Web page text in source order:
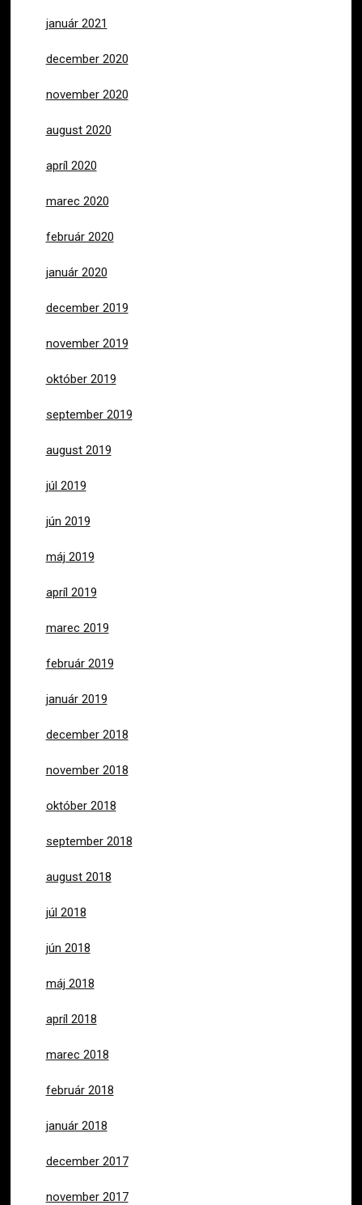
január 2021
december 2020
november 2020
august 2020
apríl 2020
marec 2020
február 2020
január 2020
december 2019
november 2019
október 2019
september 2019
august 2019
júl 2019
jún 2019
máj 2019
apríl 2019
marec 2019
február 2019
január 2019
december 2018
november 2018
október 2018
september 2018
august 2018
júl 2018
jún 2018
máj 2018
apríl 2018
marec 2018
február 2018
január 2018
december 2017
november 2017